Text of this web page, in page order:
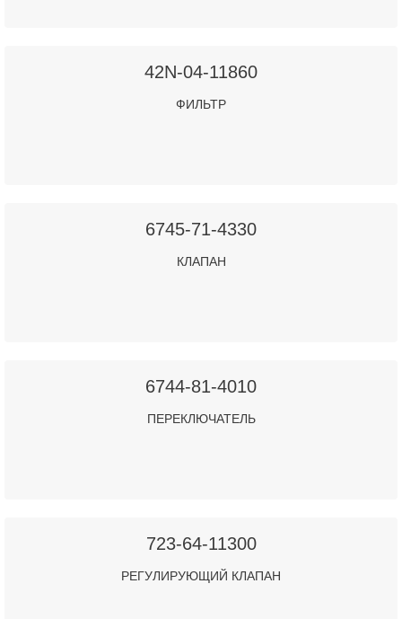
42N-04-11860
ФИЛЬТР
6745-71-4330
КЛАПАН
6744-81-4010
ПЕРЕКЛЮЧАТЕЛЬ
723-64-11300
РЕГУЛИРУЮЩИЙ КЛАПАН